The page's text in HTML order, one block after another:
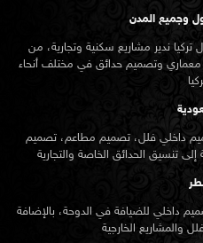
وجميع المدن
ندير مشاريع سكنية وتجارية، من
معماري وتصميم حدائق في مختلف أنحاء
داخلي فلل، تصميم مطاعم، تصميم
داخلي للضيافة في الدوحة، بالإضافة